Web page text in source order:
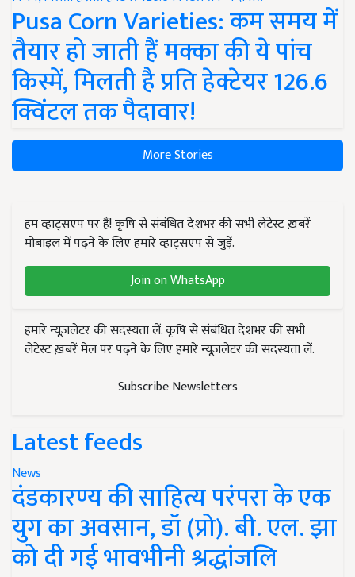
Pusa Corn Varieties: कम समय में
तैयार हो जाती हैं मक्का की ये पांच
किस्में, मिलती है प्रति हेक्टेयर 126.6
क्विंटल तक पैदावार!
More Stories
हम व्हाट्सएप पर हैं! कृषि से संबंधित देशभर की सभी लेटेस्ट ख़बरें
मोबाइल में पढ़ने के लिए हमारे व्हाट्सएप से जुड़ें.
Join on WhatsApp
हमारे न्यूज़लेटर की सदस्यता लें. कृषि से संबंधित देशभर की सभी
लेटेस्ट ख़बरें मेल पर पढ़ने के लिए हमारे न्यूज़लेटर की सदस्यता लें.
Subscribe Newsletters
Latest feeds
News
दंडकारण्य की साहित्य परंपरा के एक
युग का अवसान, डॉ (प्रो). बी. एल. झा
को दी गई भावभीनी श्रद्धांजलि